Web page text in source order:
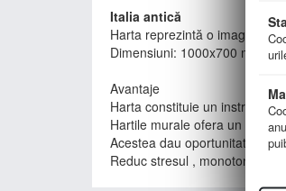
Italia antică
Harta reprezintă o imagine a
Dimensiuni: 1000x700 mm
Avantaje
Harta constituie un
Hartile murale ofera un
Acestea dau oportunitate
Reduc stresul ,